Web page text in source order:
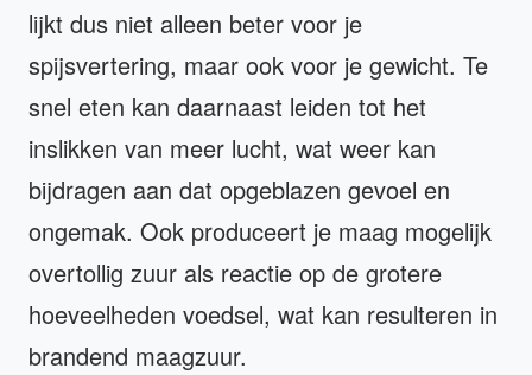
lijkt dus niet alleen beter voor je
spijsvertering, maar ook voor je gewicht. Te
snel eten kan daarnaast leiden tot het
inslikken van meer lucht, wat weer kan
bijdragen aan dat opgeblazen gevoel en
ongemak. Ook produceert je maag mogelijk
overtollig zuur als reactie op de grotere
hoeveelheden voedsel, wat kan resulteren in
brandend maagzuur.